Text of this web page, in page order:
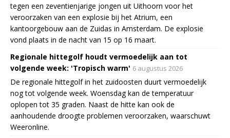
tegen een zeventienjarige jongen uit Uithoorn voor het
veroorzaken van een explosie bij het Atrium, een
kantoorgebouw aan de Zuidas in Amsterdam. De explosie
vond plaats in de nacht van 15 op 16 maart.
Regionale hittegolf houdt vermoedelijk aan tot
volgende week: 'Tropisch warm' 6 augustus 2026
De regionale hittegolf in het zuidoosten duurt vermoedelijk
nog tot volgende week. Woensdag kan de temperatuur
oplopen tot 35 graden. Naast de hitte kan ook de
aanhoudende droogte problemen veroorzaken, waarschuwt
Weeronline.